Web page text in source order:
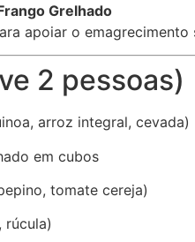
Grelhado
apoiar o emagrecimento
2 pessoas)
arroz integral, cevada)
em cubos
tomate cereja)
rúcula)